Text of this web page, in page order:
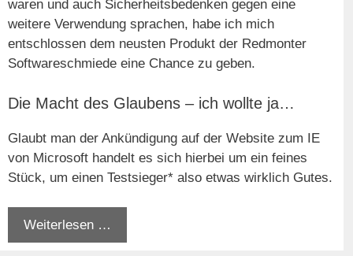
waren und auch Sicherheitsbedenken gegen eine
weitere Verwendung sprachen, habe ich mich
entschlossen dem neusten Produkt der Redmonter
Softwareschmiede eine Chance zu geben.
Die Macht des Glaubens – ich wollte ja…
Glaubt man der Ankündigung auf der Website zum IE
von Microsoft handelt es sich hierbei um ein feines
Stück, um einen Testsieger* also etwas wirklich Gutes.
Weiterlesen …